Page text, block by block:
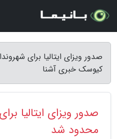
صدور ویزای ایتالیا برای
کیوسک خبری آشنا
صدور ویزای ایتالیا
محدود شد